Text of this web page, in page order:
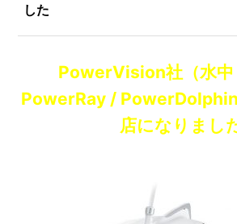
した
PowerVision社（水中
PowerRay /
店になりまし